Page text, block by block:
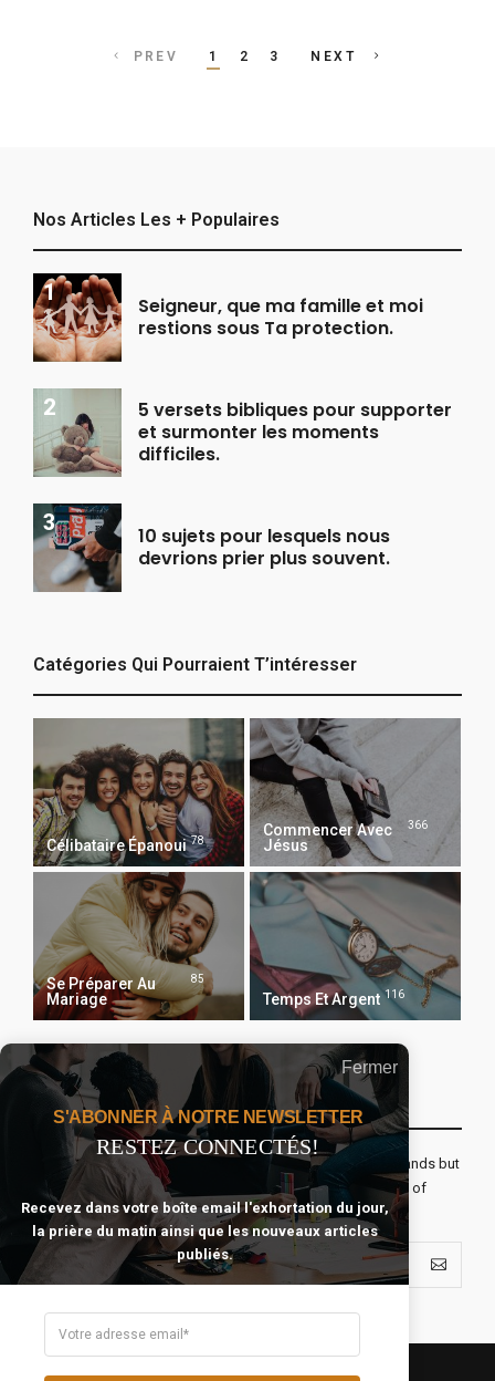
Posts
PREV 1 2 3 NEXT
Nos Articles Les + Populaires
Seigneur, que ma famille et moi
restions sous Ta protection.
5 versets bibliques pour supporter
et surmonter les moments
difficiles.
10 sujets pour lesquels nous
devrions prier plus souvent.
Catégories Qui Pourraient T’intéresser
Célibataire Épanoui 78
Commencer Avec
Jésus
366
Se Préparer Au
Mariage
85
Temps Et Argent 116
Recevoir Notre Newsletter Chaque Matin
The real voyage of discovery consists not in seeking new lands but
seeing with new eyes. All journeys have secret destinations of
which the traveler is unaware.
Fermer
S'ABONNER À NOTRE NEWSLETTER
RESTEZ CONNECTÉS!
Recevez dans votre boîte email l'exhortation du jour,
la prière du matin ainsi que les nouveaux articles
publiés.